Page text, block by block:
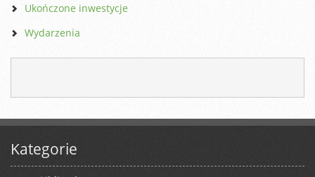
Ukończone inwestycje
Wydarzenia
Kategorie